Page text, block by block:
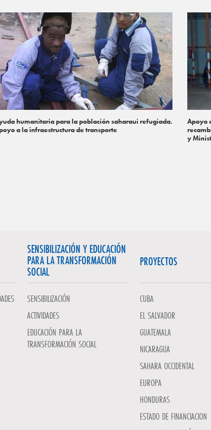
humanitaria para la población saharaui refugiada.
a la infraestructura de transporte
Apoyo
y
SENSIBILIZACIÓN Y EDUCACIÓN
PARA LA TRANSFORMACIÓN
SOCIAL
SENSIBILIZACIÓN
ACTIVIDADES
EDUCACIÓN PARA LA
TRANSFORMACIÓN SOCIAL
PROYECTOS
CUBA
EL SALVADOR
GUATEMALA
NICARAGUA
SAHARA OCCIDENTAL
EUROPA
HONDURAS
ESTADO DE FINANCIACION